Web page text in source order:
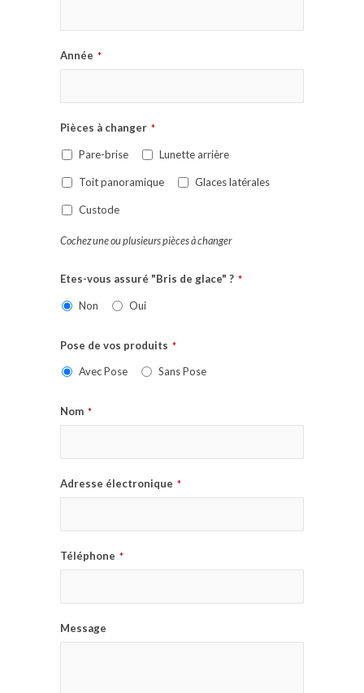
Année *
Pièces à changer *
Pare-brise Lunette arrière
Toit panoramique Glaces latérales
Custode
Cochez une ou plusieurs pièces à changer
Etes-vous assuré "Bris de glace" ? *
Non Oui
Pose de vos produits *
Avec Pose Sans Pose
Nom *
Adresse électronique *
Téléphone *
Message